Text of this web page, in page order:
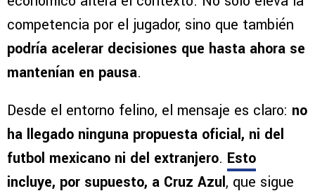
competencia por el jugador, sino que también
podría acelerar decisiones que hasta ahora se
mantenían en pausa.
Desde el entorno felino, el mensaje es claro: no
ha llegado ninguna propuesta oficial, ni del
futbol mexicano ni del extranjero. Esto
incluye, por supuesto, a Cruz Azul, que sigue